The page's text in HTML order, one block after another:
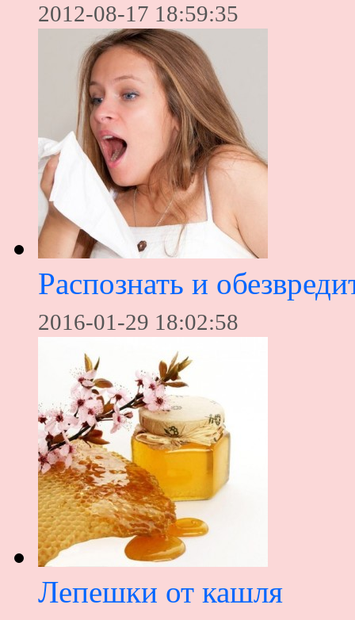
2012-08-17 18:59:35
Распознать и
2016-01-29 18:02:58
Лепешки от кашля